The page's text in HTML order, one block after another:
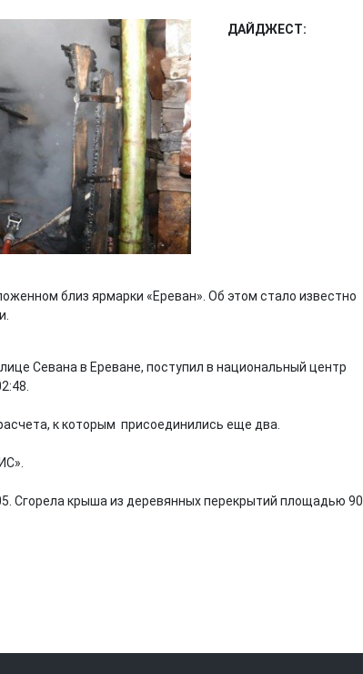
ДАЙДЖЕСТ:
близ ярмарки «Ереван». Об этом стало известно
Севана в Ереване, поступил в национальный центр
к которым присоединились еще два.
Сгорела крыша из деревянных перекрытий площадью 90